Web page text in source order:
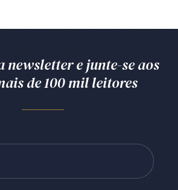
newsletter e junte-se aos
de 100 mil leitores